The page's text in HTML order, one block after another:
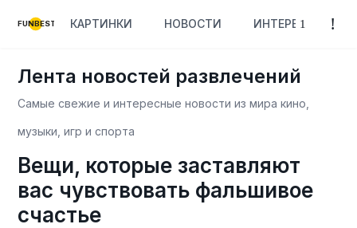
FUNBEST КАРТИНКИ НОВОСТИ ИНТЕРЕСНОЕ
Лента новостей развлечений
Самые свежие и интересные новости из мира кино,
музыки, игр и спорта
Вещи, которые заставляют
вас чувствовать фальшивое
счастье